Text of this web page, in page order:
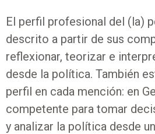
El perfil profesional del (la)
descrito a partir de sus
reflexionar, teorizar e
desde la política. También
perfil en cada mención: en
competente para tomar
y analizar la política desde